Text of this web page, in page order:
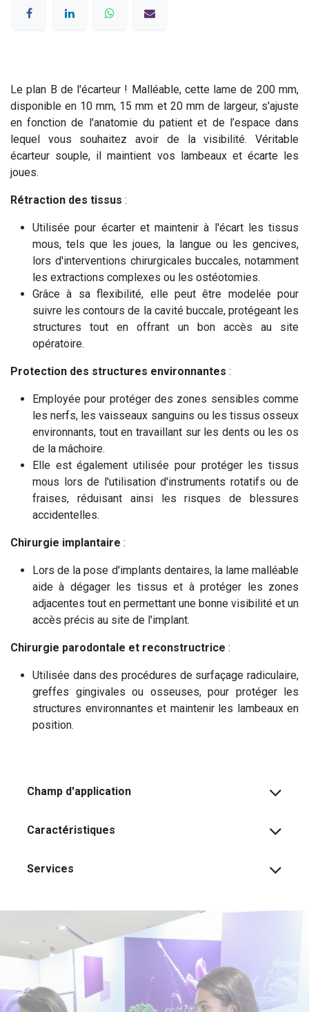
Le plan B de l'écarteur ! Malléable, cette lame de 200 mm,
disponible en 10 mm, 15 mm et 20 mm de largeur, s'ajuste
en fonction de l'anatomie du patient et de l’espace dans
lequel vous souhaitez avoir de la visibilité. Véritable
écarteur souple, il maintient vos lambeaux et écarte les
joues.
Rétraction des tissus :
Utilisée pour écarter et maintenir à l'écart les tissus
mous, tels que les joues, la langue ou les gencives,
lors d'interventions chirurgicales buccales, notamment
les extractions complexes ou les ostéotomies.
Grâce à sa flexibilité, elle peut être modelée pour
suivre les contours de la cavité buccale, protégeant les
structures tout en offrant un bon accès au site
opératoire.
Protection des structures environnantes :
Employée pour protéger des zones sensibles comme
les nerfs, les vaisseaux sanguins ou les tissus osseux
environnants, tout en travaillant sur les dents ou les os
de la mâchoire.
Elle est également utilisée pour protéger les tissus
mous lors de l'utilisation d'instruments rotatifs ou de
fraises, réduisant ainsi les risques de blessures
accidentelles.
Chirurgie implantaire :
Lors de la pose d'implants dentaires, la lame malléable
aide à dégager les tissus et à protéger les zones
adjacentes tout en permettant une bonne visibilité et un
accès précis au site de l'implant.
Chirurgie parodontale et reconstructrice :
Utilisée dans des procédures de surfaçage radiculaire,
greffes gingivales ou osseuses, pour protéger les
structures environnantes et maintenir les lambeaux en
position.
Champ d'application
Caractéristiques
Services